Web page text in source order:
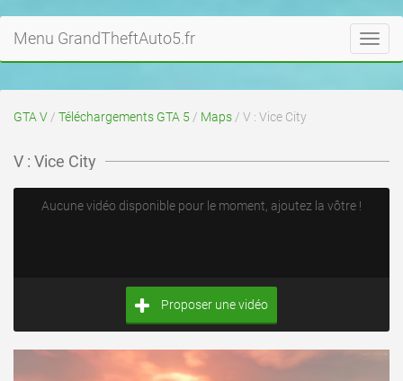
Menu GrandTheftAuto5.fr
GTA V / Téléchargements GTA 5 / Maps / V : Vice City
V : Vice City
Aucune vidéo disponible pour le moment, ajoutez la vôtre !
Proposer une vidéo